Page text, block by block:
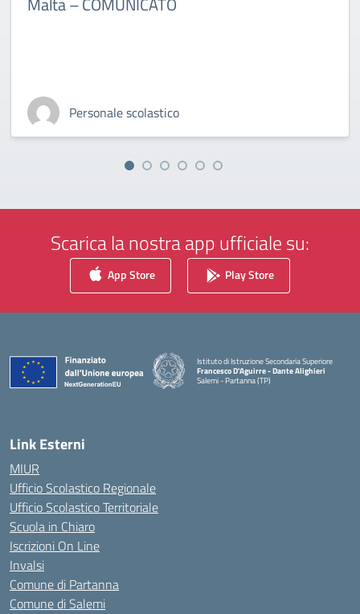
Personale scolastico
Scarica la nostra app ufficiale su:
App Store Play Store
Istituto di Istruzione Secondaria Superiore
Francesco D'Aguirre - Dante Alighieri
Salemi - Partanna (TP)
Link Esterni
MIUR
Ufficio Scolastico Regionale
Ufficio Scolastico Territoriale
Scuola in Chiaro
Iscrizioni On Line
Invalsi
Comune di Partanna
Comune di Salemi